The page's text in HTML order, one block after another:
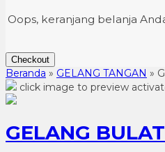
Oops, keranjang belanja
Checkout
Beranda » GELANG TANGAN »
click image to preview
GELANG